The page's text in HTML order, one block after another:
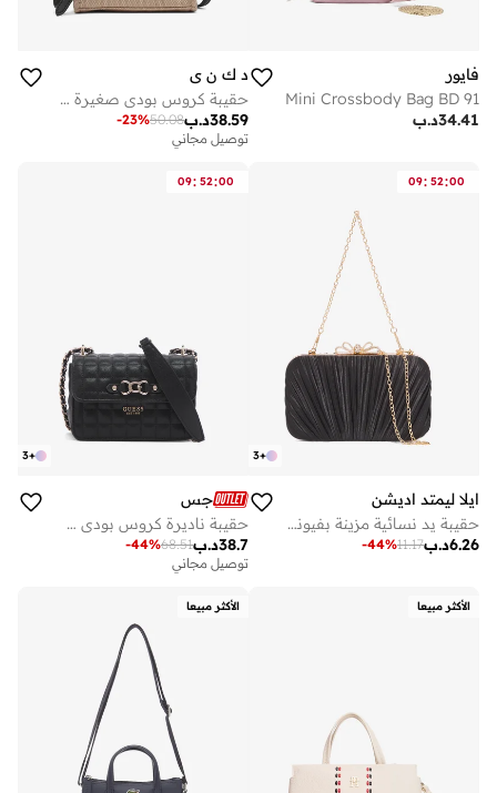
فايور
Mini Crossbody Bag BD 91
د.ب34.41
د ك ن ي
حقيبة كروس بودي صغيرة كاجوال
د.ب38.59
50.08
-23%
توصيل مجاني
09: 52:00
+
3
ايلا ليمتد اديشن
حقيبة يد نسائية مزينة بفيونكة ذهبية
د.ب6.26
11.17
-44%
09: 52:00
+
3
جس
حقيبة ناديرة كروس بودي صغيرة
د.ب38.7
68.51
-44%
توصيل مجاني
الأكثر مبيعا الأكثر مبيعا